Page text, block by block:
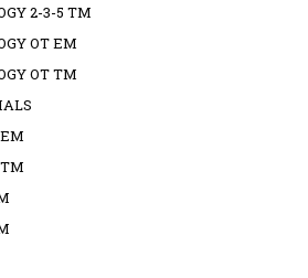
2-3-5 TM
OT EM
OT TM